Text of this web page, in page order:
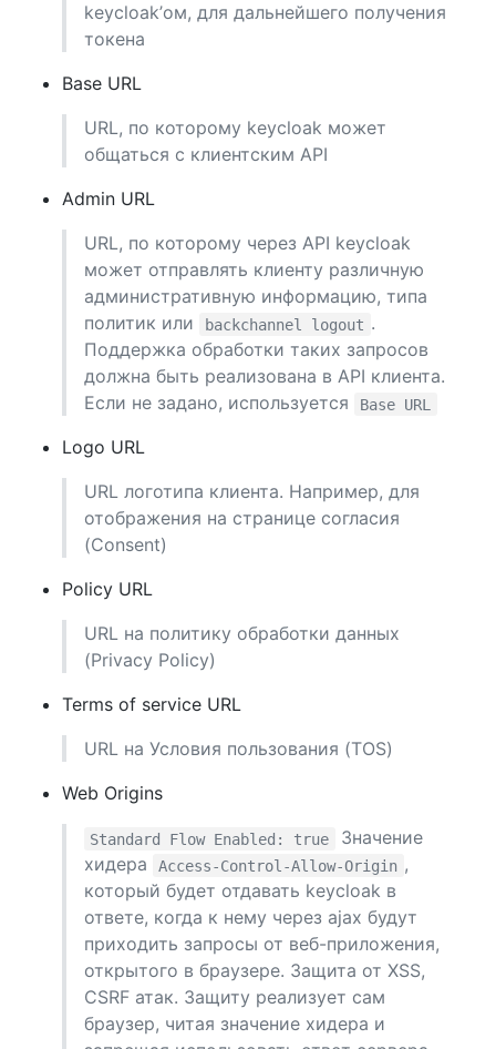
keycloak’ом, для дальнейшего получения
токена
Base URL
URL, по которому keycloak может
общаться с клиентским API
Admin URL
URL, по которому через API keycloak
может отправлять клиенту различную
административную информацию, типа
политик или
backchannel logout .
Поддержка обработки таких запросов
должна быть реализована в API клиента.
Если не задано, используется
Base URL
Logo URL
URL логотипа клиента. Например, для
отображения на странице согласия
(Consent)
Policy URL
URL на политику обработки данных
(Privacy Policy)
Terms of service URL
URL на Условия пользования (TOS)
Web Origins
Standard Flow Enabled: true
Значение
хидера
Access-Control-Allow-Origin ,
который будет отдавать keycloak в
ответе, когда к нему через ajax будут
приходить запросы от веб-приложения,
открытого в браузере. Защита от XSS,
CSRF атак. Защиту реализует сам
браузер, читая значение хидера и